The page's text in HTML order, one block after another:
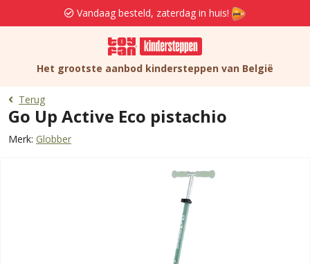
Vandaag besteld, zaterdag in huis!
Het grootste aanbod kindersteppen van België
Terug
Go Up Active Eco pistachio
Merk: Globber